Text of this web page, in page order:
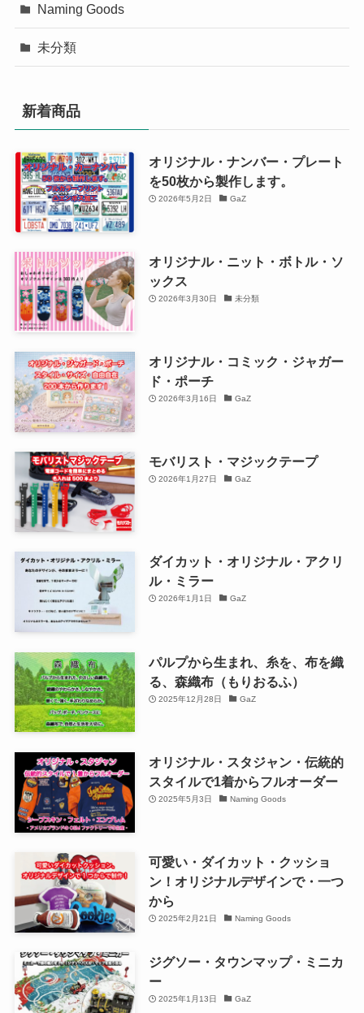
Naming Goods
未分類
新着商品
オリジナル・ナンバー・プレート
を50枚から製作します。
2026年5月2日 GaZ
オリジナル・ニット・ボトル・ソ
ックス
2026年3月30日 未分類
オリジナル・コミック・ジャガー
ド・ポーチ
2026年3月16日 GaZ
モバリスト・マジックテープ
2026年1月27日 GaZ
ダイカット・オリジナル・アクリ
ル・ミラー
2026年1月1日 GaZ
パルプから生まれ、糸を、布を織
る、森織布（もりおるふ）
2025年12月28日 GaZ
オリジナル・スタジャン・伝統的
スタイルで1着からフルオーダー
2025年5月3日 Naming Goods
可愛い・ダイカット・クッショ
ン！オリジナルデザインで・一つ
から
2025年2月21日 Naming Goods
ジグソー・タウンマップ・ミニカ
ー
2025年1月13日 GaZ